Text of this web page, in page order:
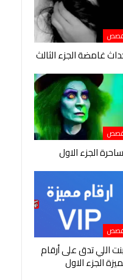
غامضة الجزء الثالث
الجزء الاول
اللي تدق على أرقام
الجزء الاول